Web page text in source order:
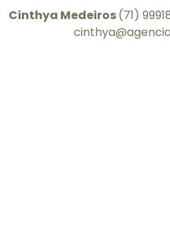
Cinthya Medeiros(71)